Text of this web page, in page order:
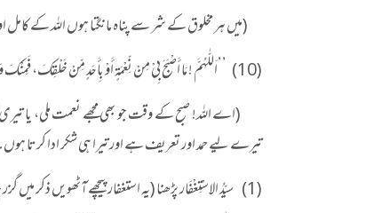
(میں ہر مخلوق کے شر سے پناہ مانگتا ہوں اللہ کے
(10) ’’اَللّٰہُمَّ ! مَا أَصْبَحَ بِیْ مِنْ نِّعْمَۃٍ أَوْ بِأَحَدٍ مِّنْ خَلْقِکَ، فَمِنْکَ وَحْدَکَ، لَا شَرِیْکَ لَکَ، فَلَکَ الْحَمْدُ وَ لَکَ الشُّکْرُ‘‘۔ (رواہ أبو داؤد، مشکوٰۃ: 2407)
(اے اللہ! صبح کے وقت جو بھی مجھے نعمت ملی، یا
تیرے لیے حمد اور تعریف ہے اور تیرا ہی شکر ادا کرتا
(1) سیّدُ الاسْتِغْفَار پڑھنا (یہ استغفار پیچھے آٹھویں ذکر میں گزر چکا ہے):